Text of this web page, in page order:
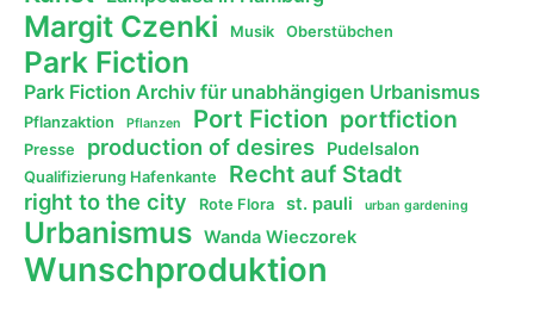
Margit Czenki Musik Oberstübchen
Park Fiction
Park Fiction Archiv für unabhängigen Urbanismus
Pflanzaktion Pflanzen Port Fiction portfiction
Presse production of desires Pudelsalon
Qualifizierung Hafenkante Recht auf Stadt
right to the city Rote Flora st. pauli urban gardening
Urbanismus Wanda Wieczorek
Wunschproduktion